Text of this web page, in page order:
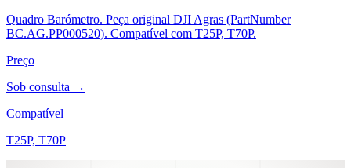
Quadro Barómetro. Peça original DJI Agras (PartNumber
BC.AG.PP000520). Compatível com T25P, T70P.
Preço
Sob consulta →
Compatível
T25P, T70P